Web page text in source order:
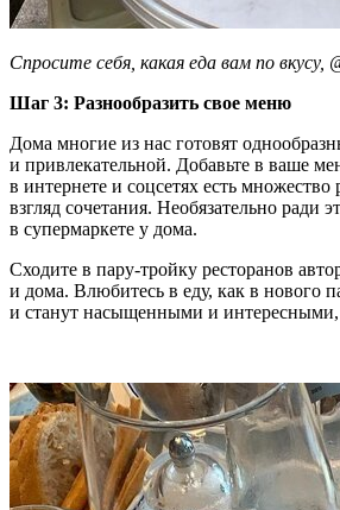
Спросите себя, какая еда вам по вкусу,
Шаг 3: Разнообразить свое меню
Дома многие из нас готовят
и привлекательной. Добавьте в ваше
в интернете и соцсетях есть
взгляд сочетания. Необязательно
в супермаркете у дома.
Сходите в пару-тройку ресторанов
и дома. Влюбитесь в еду, как в нового
и станут насыщенными и